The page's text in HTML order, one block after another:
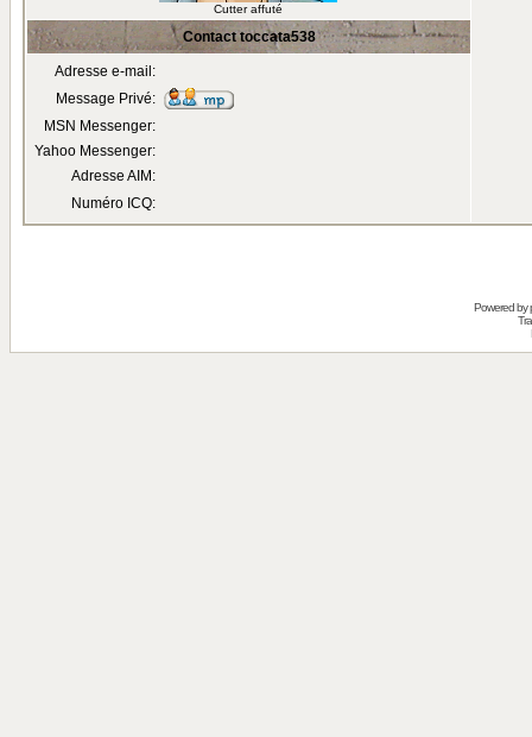
Cutter affuté
Contact toccata538
Adresse e-mail:
Message Privé:
MSN Messenger:
Yahoo Messenger:
Adresse AIM:
Numéro ICQ:
Powered by